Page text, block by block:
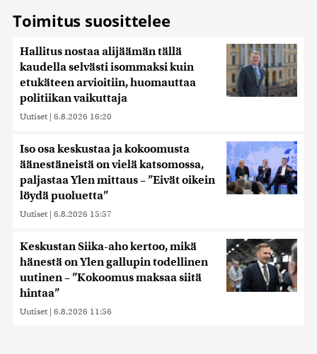
Toimitus suosittelee
Hallitus nostaa alijäämän tällä
kaudella selvästi isommaksi kuin
etukäteen arvioitiin, huomauttaa
politiikan vaikuttaja
Uutiset | 6.8.2026 16:20
Iso osa keskustaa ja kokoomusta
äänestäneistä on vielä katsomossa,
paljastaa Ylen mittaus – ”Eivät oikein
löydä puoluetta”
Uutiset | 6.8.2026 15:57
Keskustan Siika-aho kertoo, mikä
hänestä on Ylen gallupin todellinen
uutinen – ”Kokoomus maksaa siitä
hintaa”
Uutiset | 6.8.2026 11:56